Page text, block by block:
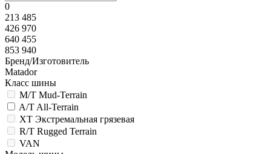
0
213 485
426 970
640 455
853 940
Бренд/Изготовитель
Matador
Класс шины
M/T Mud-Terrain
A/T All-Terrain
XT Экстремальная грязевая
R/T Rugged Terrain
VAN